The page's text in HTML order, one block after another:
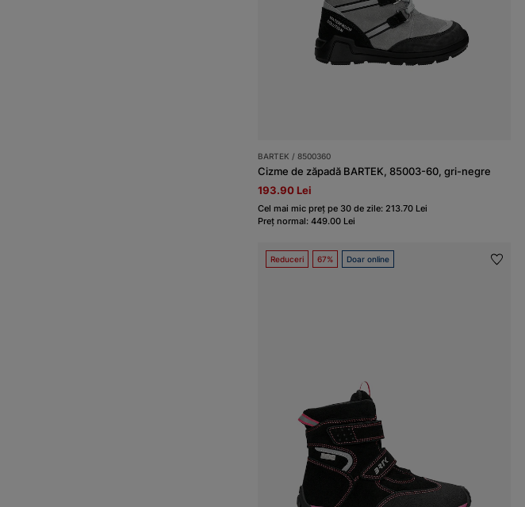
BARTEK / 8500360
Cizme de zăpadă BARTEK, 85003-60, gri-negre
193.90 Lei
Cel mai mic preț pe 30 de zile: 213.70 Lei
Preț normal: 449.00 Lei
Reduceri 67% Doar online